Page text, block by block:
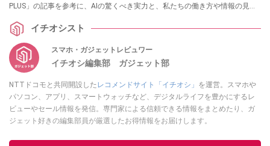
PLUS」の記事を参考に、AIの驚くべき実力と、私たちの働き方や情報の見極
イチオシスト
スマホ・ガジェットレビュワー
イチオシ編集部 ガジェット部
NTTドコモと共同開設したレコメンドサイト「イチオシ」 を運営。スマホや
パソコン、アプリ、スマートウォッチなど、デジタルライフを豊かにするレ
ビューやセール情報を発信。専門家による信頼できる情報をまとめたり、ガ
ジェット好きの編集部員が厳選したお得情報をお届けします。
このイチオシストの他の記事を読む